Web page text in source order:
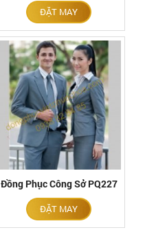
ĐẶT MAY
Đồng Phục Công Sở PQ227
ĐẶT MAY